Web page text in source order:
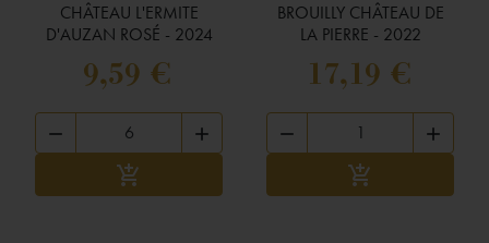
CHÂTEAU L'ERMITE
D'AUZAN ROSÉ - 2024
9,59 €
 

BROUILLY CHÂTEAU DE
LA PIERRE - 2022
17,19 €
 
